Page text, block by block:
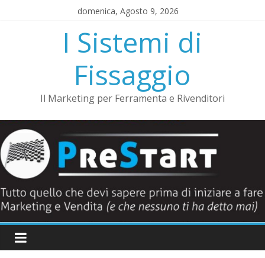
domenica, Agosto 9, 2026
I Sistemi di
Fissaggio
Il Marketing per Ferramenta e Rivenditori